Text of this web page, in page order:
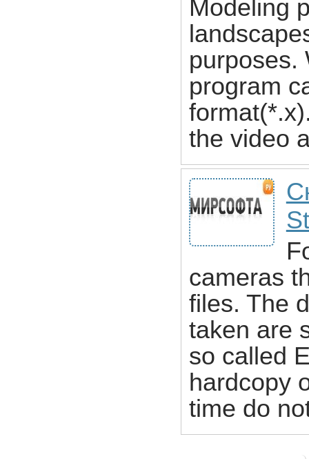
Modeling
purposes.
program
the video
cameras
files. The
taken are
so called
hardcopy
time do